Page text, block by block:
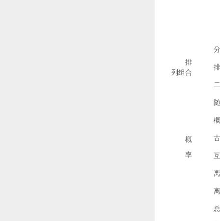
排
列组合
概
率